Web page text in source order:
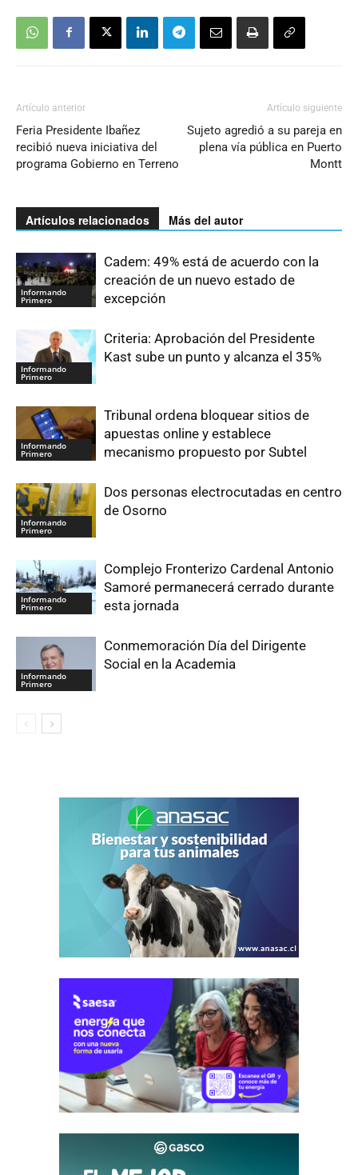
Artículo anterior
Feria Presidente Ibañez
recibió nueva iniciativa del
programa Gobierno en Terreno
Artículo siguiente
Sujeto agredió a su pareja en
plena vía pública en Puerto
Montt
Artículos relacionados Más del autor
Informando
Primero
Cadem: 49% está de acuerdo con la
creación de un nuevo estado de
excepción
Informando
Primero
Criteria: Aprobación del Presidente
Kast sube un punto y alcanza el 35%
Informando
Primero
Tribunal ordena bloquear sitios de
apuestas online y establece
mecanismo propuesto por Subtel
Informando
Primero
Dos personas electrocutadas en centro
de Osorno
Informando
Primero
Complejo Fronterizo Cardenal Antonio
Samoré permanecerá cerrado durante
esta jornada
Informando
Primero
Conmemoración Día del Dirigente
Social en la Academia